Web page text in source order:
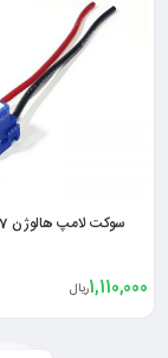
سوکت لامپ هالوژن H7 سرامیکی
1,110,000ریال